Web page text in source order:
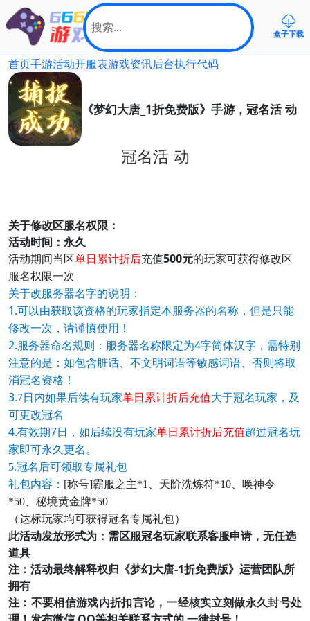
盒子下载
首页手游活动开服表游戏资讯后台执行代码
《梦幻大唐_1折免费版》手游，冠名活 动
冠名活 动
关于修改区服名权限：
活动时间：永久
活动期间当区单日累计折后充值500元的玩家可获得修改区
服名权限一次
关于改服务器名字的说明：
1.可以由获取该资格的玩家指定本服务器的名称，但是只能
修改一次，请谨慎使用！
2.服务器命名规则：服务器名称限定为4字简体汉字，需特别
注意的是：如包含脏话、不文明词语等敏感词语、否则将取
消冠名资格！
3.7日内如果后续有玩家单日累计折后充值大于冠名玩家，及
可更改冠名
4.有效期7日，如后续没有玩家单日累计折后充值超过冠名玩
家即可永久更名。
5.冠名后可领取专属礼包
礼包内容： [称号]霸服之主*1、天阶洗炼符*10、唤神令
*50、秘境黄金牌*50
（达标玩家均可获得冠名专属礼包）
此活动发放形式为：需区服冠名玩家联系客服申请，无任选
道具
注：活动最终解释权归《梦幻大唐-1折免费版》运营团队所
拥有
注：不要相信游戏内折扣言论，一经核实立刻做永久封号处